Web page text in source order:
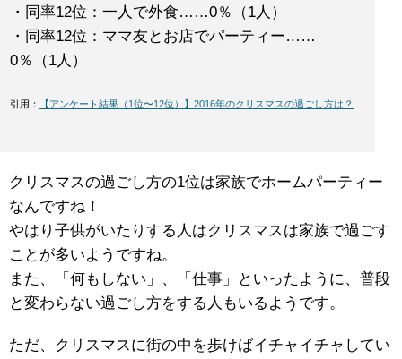
・同率12位：一人で外食……0％（1人）
・同率12位：ママ友とお店でパーティー……
0％（1人）
引用： 【アンケート結果（1位〜12位）】2016年のクリスマスの過ごし方は？
クリスマスの過ごし方の1位は家族でホームパーティー
なんですね！
やはり子供がいたりする人はクリスマスは家族で過ごす
ことが多いようですね。
また、「何もしない」、「仕事」といったように、普段
と変わらない過ごし方をする人もいるようです。
ただ、クリスマスに街の中を歩けばイチャイチャしてい